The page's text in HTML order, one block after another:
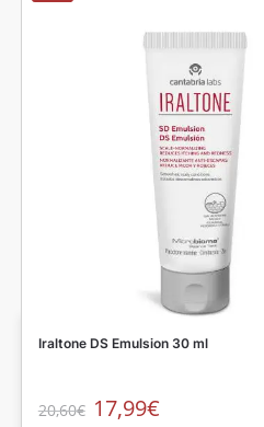
Iraltone DS Emulsion 30 ml
20,60€ 17,99€